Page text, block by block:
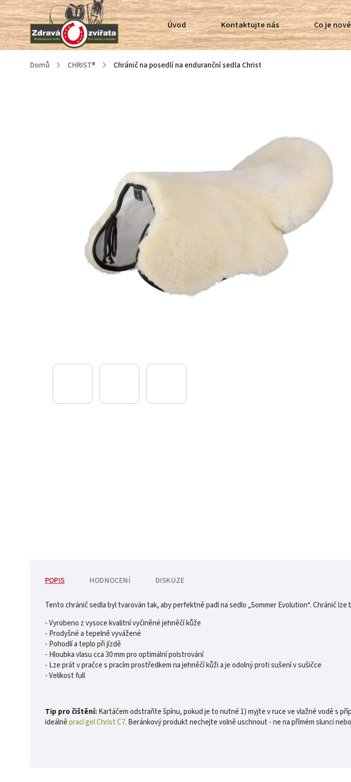
Úvod Kontaktujte nás Co je
Domů / CHRIST® / Chránič na posedlí na enduranční sedla Christ
POPIS HODNOCENÍ DISKUZE
Tento chránič sedla byl tvarován tak, aby perfektně padl na sedlo „Sommer Evolution“. Chránič
- Vyrobeno z vysoce kvalitní vyčiněné jehněčí kůže
- Prodyšné a tepelně vyvážené
- Pohodlí a teplo při jízdě
- Hloubka vlasu cca 30 mm pro optimální polstrování
- Lze prát v pračce s pracím prostředkem na jehněčí kůži a je odolný proti sušení v sušičce
- Velikost full
Tip pro čištění:Kartáčem odstraňte špínu, pokud je to nutné 1) myjte v ruce ve vlažné vodě s
ideálněprací gel Christ C7. Beránkový produkt nechejte volně uschnout - ne na přímém slunci